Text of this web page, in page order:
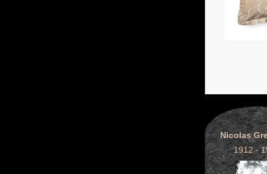
Nicolas
1912 -